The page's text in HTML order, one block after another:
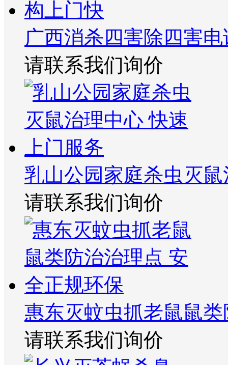
广西消杀四害除四害
请联系我们询价
乳山公园家庭杀虫灭
请联系我们询价
惠东灭蚊虫抓老鼠鼠
请联系我们询价